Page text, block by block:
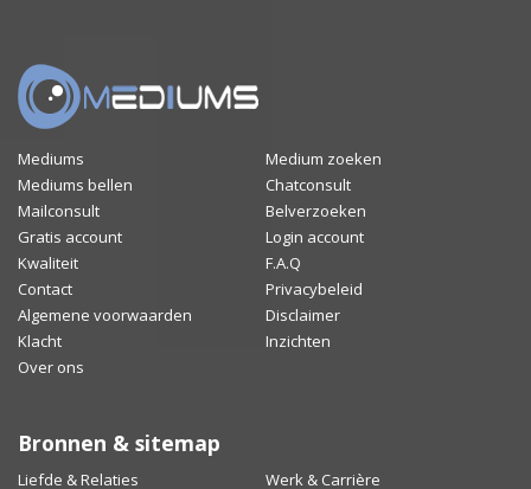
Mediums
Medium zoeken
Mediums bellen
Chatconsult
Mailconsult
Belverzoeken
Gratis account
Login account
Kwaliteit
F.A.Q
Contact
Privacybeleid
Algemene voorwaarden
Disclaimer
Klacht
Inzichten
Over ons
Bronnen & sitemap
Liefde & Relaties Werk & Carrière